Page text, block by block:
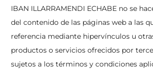
IBAN ILLARRAMENDI ECHABE no se
del contenido de las páginas web a las
referencia mediante hipervínculos u
productos o servicios ofrecidos por
sujetos a los términos y condiciones